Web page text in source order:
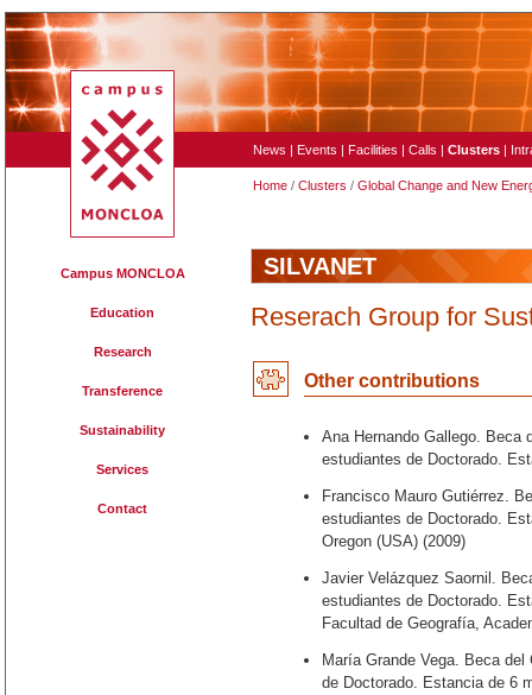
News | Events | Facilities | Calls | Clusters |
Home / Clusters / Global Change and New
Campus MONCLOA
Education
Research
Transference
Sustainability
Services
Contact
SILVANET
Reserach Group for
Other contributions
Ana Hernando Gallego. Beca
estudiantes de Doctorado.
Francisco Mauro Gutiérrez.
estudiantes de Doctorado.
Oregon (USA) (2009)
Javier Velázquez Saornil.
estudiantes de Doctorado.
Facultad de Geografía,
María Grande Vega. Beca
de Doctorado. Estancia de 6